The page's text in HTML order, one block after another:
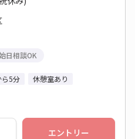
日相談OK
ら5分
休憩室あり
エントリー